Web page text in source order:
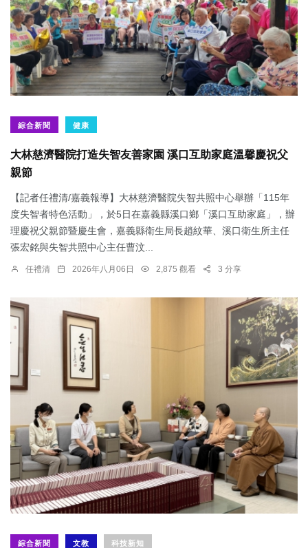
綜合新聞 健康
大林慈濟醫院打造失智友善家園 溪口互助家庭溫馨慶祝父
親節
【記者任禮清/嘉義報導】大林慈濟醫院失智共照中心舉辦「115年
度失智者特色活動」，於5日在嘉義縣溪口鄉「溪口互助家庭」，辦
理慶祝父親節暨慶生會，嘉義縣衛生局長趙紋華、溪口衛生所主任
張宏銘與失智共照中心主任曹汶...
任禮清 2026年八月06日 2,875 觀看 3 分享
綜合新聞 文教 科技新知